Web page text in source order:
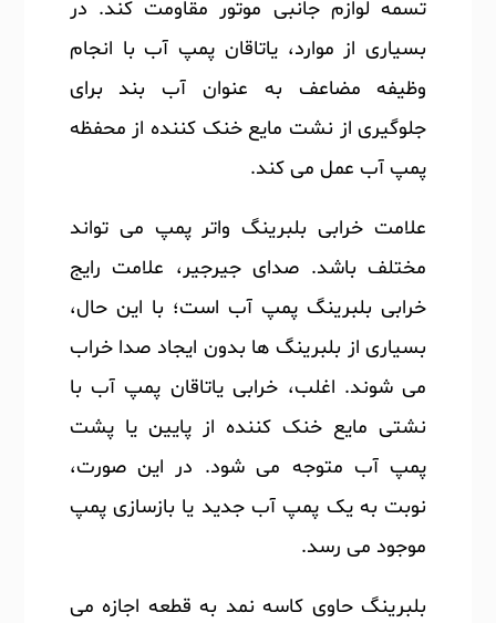
تسمه لوازم جانبی موتور مقاومت کند. در
بسیاری از موارد، یاتاقان پمپ آب با انجام
وظیفه مضاعف به عنوان آب بند برای
جلوگیری از نشت مایع خنک کننده از محفظه
پمپ آب عمل می کند.
علامت خرابی بلبرینگ واتر پمپ می تواند
مختلف باشد. صدای جیرجیر، علامت رایج
خرابی بلبرینگ پمپ آب است؛ با این حال،
بسیاری از بلبرینگ ها بدون ایجاد صدا خراب
می شوند. اغلب، خرابی یاتاقان پمپ آب با
نشتی مایع خنک کننده از پایین یا پشت
پمپ آب متوجه می شود. در این صورت،
نوبت به یک پمپ آب جدید یا بازسازی پمپ
موجود می رسد.
بلبرینگ حاوی کاسه نمد به قطعه اجازه می